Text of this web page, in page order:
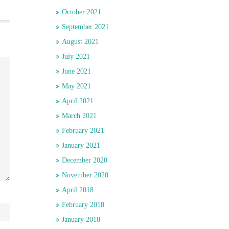
October 2021
September 2021
August 2021
July 2021
June 2021
May 2021
April 2021
March 2021
February 2021
January 2021
December 2020
November 2020
April 2018
February 2018
January 2018